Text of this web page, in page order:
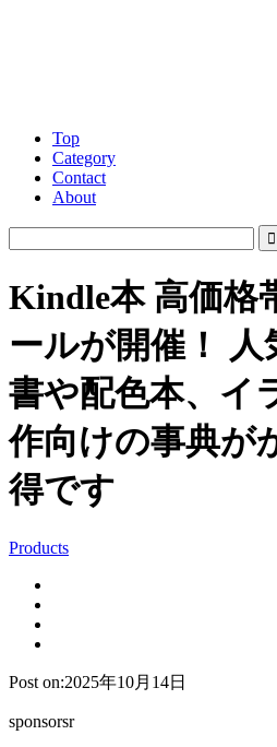
Top
Category
Contact
About
Kindle本 高価格
ールが開催！
書や配色本、イ
作向けの事典が
得です
Products
Post on:2025年10月14日
sponsorsr